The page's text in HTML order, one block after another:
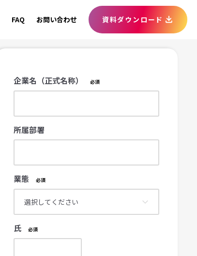
FAQ お問い合わせ 資料ダウンロード
企業名（正式名称）
所属部署
業態
氏